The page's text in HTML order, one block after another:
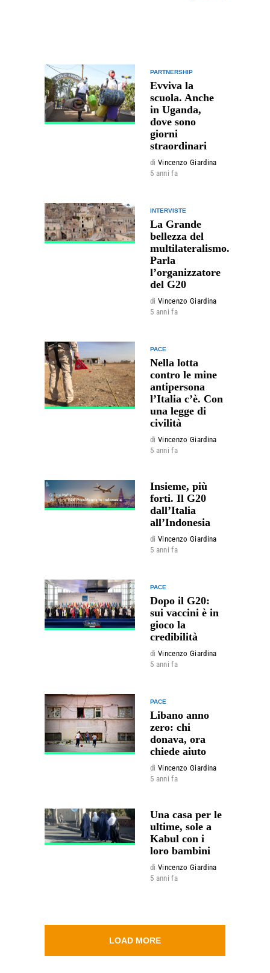
PARTNERSHIP
Evviva la
scuola. Anche
in Uganda,
dove sono
giorni
straordinari
di Vincenzo Giardina
5 anni fa
INTERVISTE
La Grande
bellezza del
multilateralismo.
Parla
l’organizzatore
del G20
di Vincenzo Giardina
5 anni fa
PACE
Nella lotta
contro le mine
antipersona
l’Italia c’è. Con
una legge di
civilità
di Vincenzo Giardina
5 anni fa
Insieme, più
forti. Il G20
dall’Italia
all’Indonesia
di Vincenzo Giardina
5 anni fa
PACE
Dopo il G20:
sui vaccini è in
gioco la
credibilità
di Vincenzo Giardina
5 anni fa
PACE
Libano anno
zero: chi
donava, ora
chiede aiuto
di Vincenzo Giardina
5 anni fa
Una casa per le
ultime, sole a
Kabul con i
loro bambini
di Vincenzo Giardina
5 anni fa
LOAD MORE